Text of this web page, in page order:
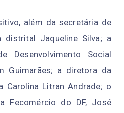
além da secretária de
distrital Jaqueline Silva; a
Desenvolvimento Social
Guimarães; a diretora da
Carolina Litran Andrade; o
Fecomércio do DF, José